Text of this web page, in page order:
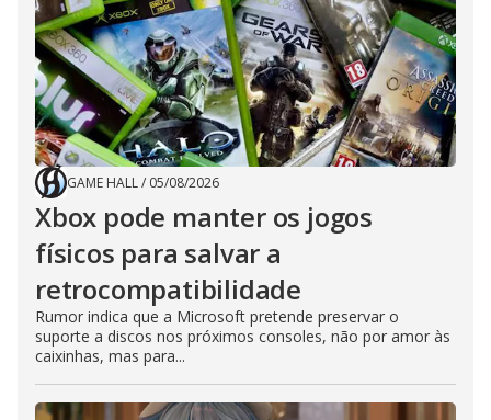
GAME HALL/ 05/08/2026
Xbox pode manter os jogos
físicos para salvar a
retrocompatibilidade
Rumor indica que a Microsoft pretende preservar o
suporte a discos nos próximos consoles, não por amor às
caixinhas, mas para...